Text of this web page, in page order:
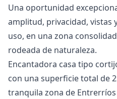
Una ‌oportunidad
amplitud, ‌privacidad, ‌vistas
‌uso, ‌en ‌una zona
‌rodeada ‌de ‌naturaleza.
Encantadora casa tipo
con una superficie total de
tranquila zona de Entrerríos